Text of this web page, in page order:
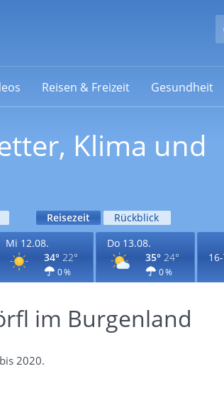
Reisen & Freizeit Gesundheit
Klima und
Reisezeit
Rückblick
Mi 12.08.
34° 22°
0 %
Do 13.08.
35° 24°
0 %
im Burgenland
2020.